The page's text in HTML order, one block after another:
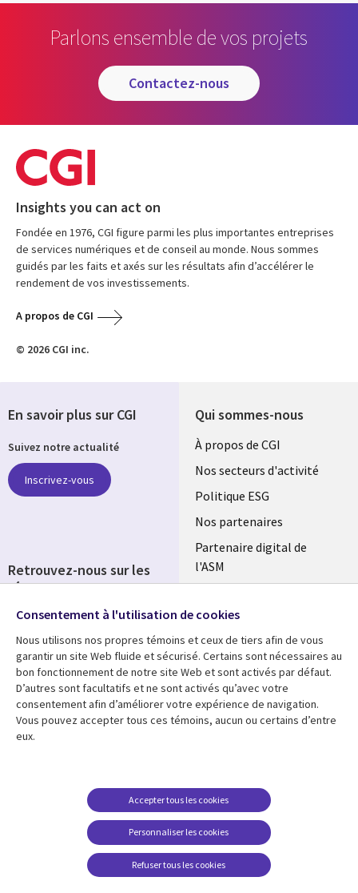
Parlons ensemble de vos projets
contactez-nous
Insights you can act on
Fondée en 1976, CGI figure parmi les plus importantes entreprises
de services numériques et de conseil au monde. Nous sommes
guidés par les faits et axés sur les résultats afin d’accélérer le
rendement de vos investissements.
A propos de CGI
© 2026 CGI inc.
Qui sommes-nous
Useful
links
FRANCE
À propos de CGI
Nos secteurs d'activité
Politique ESG
Nos partenaires
Partenaire digital de
l'ASM
Fusions
Ressources
Library
Links
Articles
Blog
Support
Legal
Accessibilité
conditions juridiques
FAQ Carrières
Centre de gestion des
témoins
En savoir plus sur CGI
Suivez notre actualité
Inscrivez-vous
Retrouvez-nous sur les
réseaux
Social
Media
FRANCE
Consentement à l'utilisation de cookies
Nous utilisons nos propres témoins et ceux de tiers afin de vous
garantir un site Web fluide et sécurisé. Certains sont nécessaires au
bon fonctionnement de notre site Web et sont activés par défaut.
D’autres sont facultatifs et ne sont activés qu’avec votre
consentement afin d’améliorer votre expérience de navigation.
Vous pouvez accepter tous ces témoins, aucun ou certains d’entre
eux.
Personnaliser les cookies
Accepter tous les cookies
Refuser tous les cookies